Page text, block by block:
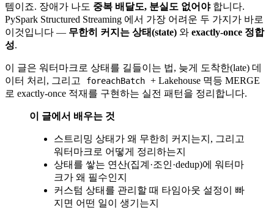
템이죠. 장애가 나도 중복 배달도, 분실도 없어야합니다.
PySpark Structured Streaming 에서 가장 어려운 두 가지가 바로
이것입니다 — 무한히 커지는 상태(state) 와 exactly-once 정합
성.
이 글은 워터마크로 상태를 길들이는 법, 늦게 도착한(late) 데
이터 처리, 그리고
foreachBatch + Lakehouse 멱등 MERGE
로 exactly-once 적재를 구현하는 실전 패턴을 정리합니다.
이 글에서 배우는 것
스트리밍 상태가 왜 무한히 커지는지, 그리고
워터마크로 어떻게 정리하는지
상태를 쌓는 연산(집계·조인·dedup)에 워터마
크가 왜 필수인지
커스텀 상태를 관리할 때 타임아웃 설정이 빠
지면 어떤 일이 생기는지